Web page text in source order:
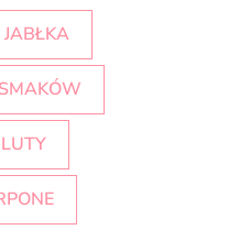
JABŁKA
LUTY